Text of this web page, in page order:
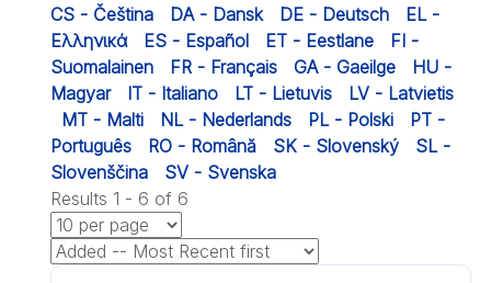
CS - Čeština
DA - Dansk DE - Deutsch
EL -
Ελληνικά
ES - Español ET - Eestlane
FI -
Suomalainen
FR - Français GA - Gaeilge
HU -
Magyar
IT - Italiano LT - Lietuvis
LV - Latvietis
MT - Malti
NL - Nederlands PL - Polski
PT -
Português
RO - Română SK - Slovenský
SL -
Slovenščina
SV - Svenska
Results 1 - 6 of 6